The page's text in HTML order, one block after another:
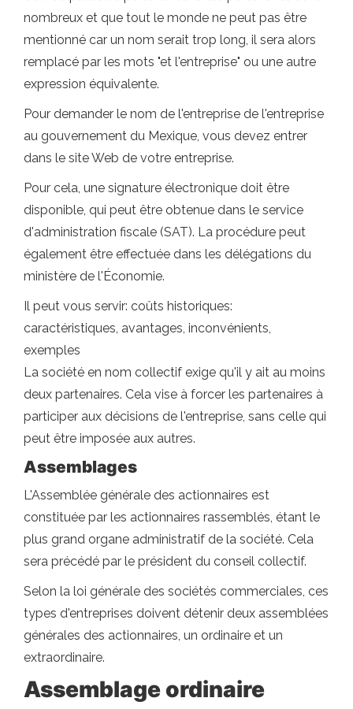
nombreux et que tout le monde ne peut pas être
mentionné car un nom serait trop long, il sera alors
remplacé par les mots "et l'entreprise" ou une autre
expression équivalente.
Pour demander le nom de l'entreprise de l'entreprise
au gouvernement du Mexique, vous devez entrer
dans le site Web de votre entreprise.
Pour cela, une signature électronique doit être
disponible, qui peut être obtenue dans le service
d'administration fiscale (SAT). La procédure peut
également être effectuée dans les délégations du
ministère de l'Économie.
Il peut vous servir: coûts historiques:
caractéristiques, avantages, inconvénients,
exemples
La société en nom collectif exige qu'il y ait au moins
deux partenaires. Cela vise à forcer les partenaires à
participer aux décisions de l'entreprise, sans celle qui
peut être imposée aux autres.
Assemblages
L'Assemblée générale des actionnaires est
constituée par les actionnaires rassemblés, étant le
plus grand organe administratif de la société. Cela
sera précédé par le président du conseil collectif.
Selon la loi générale des sociétés commerciales, ces
types d'entreprises doivent détenir deux assemblées
générales des actionnaires, un ordinaire et un
extraordinaire.
Assemblage ordinaire